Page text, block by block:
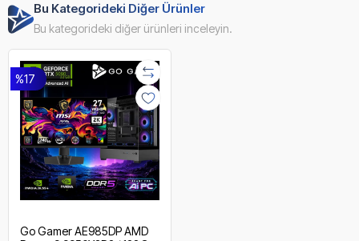
Bu Kategorideki Diğer Ürünler
Bu kategorideki diğer ürünleri inceleyin.
%17
Go Gamer AE985DP AMD